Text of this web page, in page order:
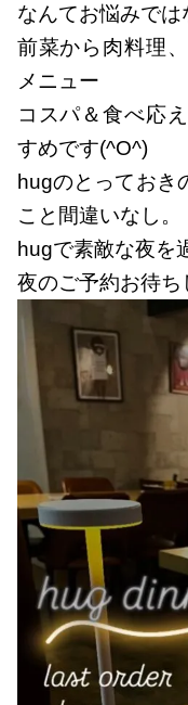
なんてお悩みで
前菜から肉料理
メニュー
コスパ＆食べ応
すめです(^O^)
hugのとっておき
こと間違いなし。
hugで素敵な夜を
夜のご予約お待ち